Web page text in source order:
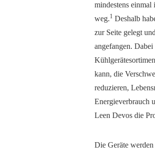
mindestens einmal
weg.1 Deshalb
zur Seite gelegt
angefangen.
kann, die
reduzieren,
Energieverbrauch
Leen Devos die
Die Geräte